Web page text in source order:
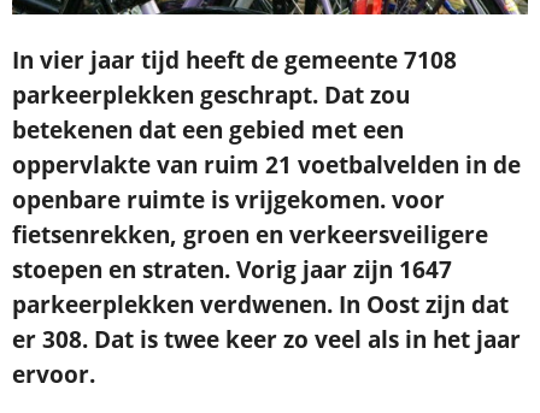
In vier jaar tijd heeft de gemeente 7108
parkeerplekken geschrapt. Dat zou
betekenen dat een gebied met een
oppervlakte van ruim 21 voetbalvelden in de
openbare ruimte is vrijgekomen. voor
fietsenrekken, groen en verkeersveiligere
stoepen en straten. Vorig jaar zijn 1647
parkeerplekken verdwenen. In Oost zijn dat
er 308. Dat is twee keer zo veel als in het jaar
ervoor.